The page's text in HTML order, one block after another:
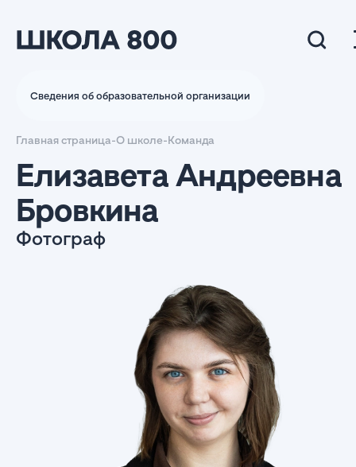
Сведения об образовательной организации
Главная страница-О школе-Команда
Елизавета Андреевна
Бровкина
Фотограф